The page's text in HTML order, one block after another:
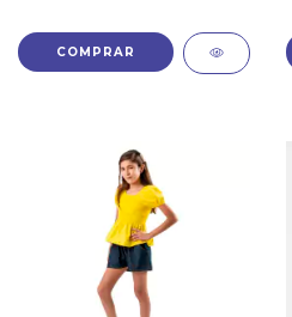
COMPRAR